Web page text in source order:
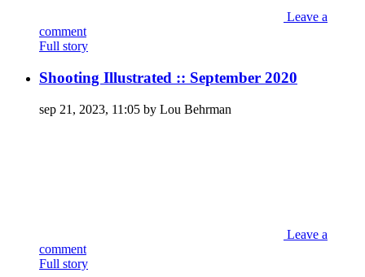
Leave a
comment
Full story
Shooting Illustrated :: September 2020
sep 21, 2023, 11:05 by Lou Behrman
Leave a
comment
Full story